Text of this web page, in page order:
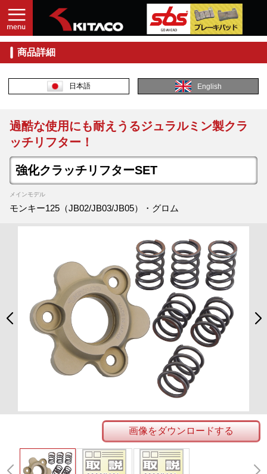
商品詳細
日本語 English
過酷な使用にも耐えうるジュラルミン製クラ
ッチリフター！
強化クラッチリフターSET
メインモデル
モンキー125（JB02/JB03/JB05）・グロム
画像をダウンロードする